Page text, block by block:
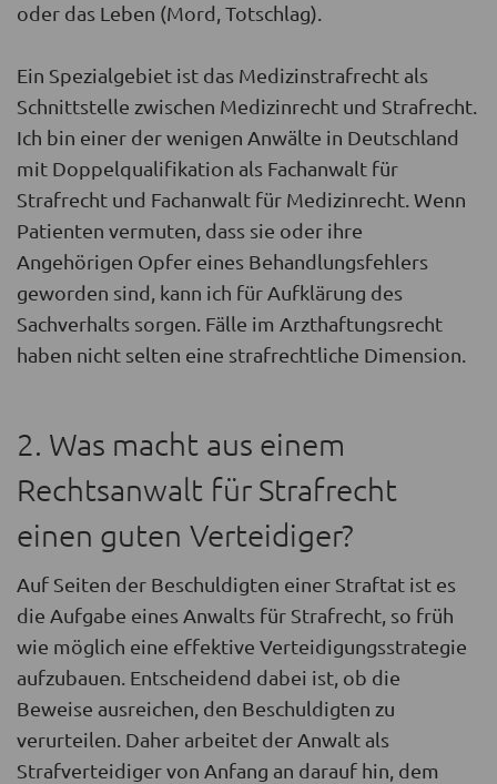
oder das Leben (Mord, Totschlag).
Ein Spezialgebiet ist das Medizinstrafrecht als
Schnittstelle zwischen Medizinrecht und Strafrecht.
Ich bin einer der wenigen Anwälte in Deutschland
mit Doppelqualifikation als Fachanwalt für
Strafrecht und Fachanwalt für Medizinrecht. Wenn
Patienten vermuten, dass sie oder ihre
Angehörigen Opfer eines Behandlungsfehlers
geworden sind, kann ich für Aufklärung des
Sachverhalts sorgen. Fälle im Arzthaftungsrecht
haben nicht selten eine strafrechtliche Dimension.
2. Was macht aus einem
Rechtsanwalt für Strafrecht
einen guten Verteidiger?
Auf Seiten der Beschuldigten einer Straftat ist es
die Aufgabe eines Anwalts für Strafrecht, so früh
wie möglich eine effektive Verteidigungsstrategie
aufzubauen. Entscheidend dabei ist, ob die
Beweise ausreichen, den Beschuldigten zu
verurteilen. Daher arbeitet der Anwalt als
Strafverteidiger von Anfang an darauf hin, dem